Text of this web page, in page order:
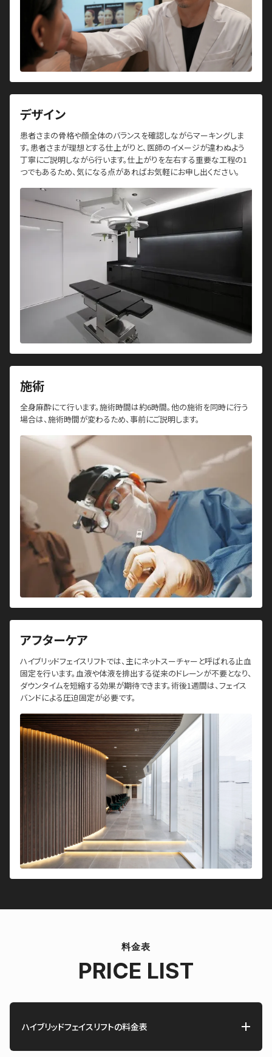
デザイン
患者さまの骨格や顔全体のバランスを確認しながらマーキングしま
す。患者さまが理想とする仕上がりと、医師のイメージが違わぬよう
丁寧にご説明しながら行います。仕上がりを左右する重要な工程の1
つでもあるため、気になる点があればお気軽にお申し出ください。
施術
全身麻酔にて行います。施術時間は約6時間。他の施術を同時に行う
場合は、施術時間が変わるため、事前にご説明します。
アフターケア
ハイブリッドフェイスリフトでは、主にネットスーチャーと呼ばれる止血
固定を行います。血液や体液を排出する従来のドレーンが不要となり、
ダウンタイムを短縮する効果が期待できます。術後1週間は、フェイス
バンドによる圧迫固定が必要です。
料金表
PRICE LIST
ハイブリッドフェイスリフトの料金表